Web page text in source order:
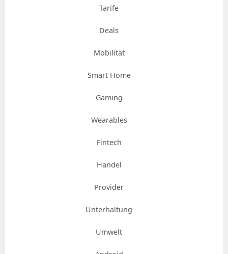
Tarife
Deals
Mobilität
Smart Home
Gaming
Wearables
Fintech
Handel
Provider
Unterhaltung
Umwelt